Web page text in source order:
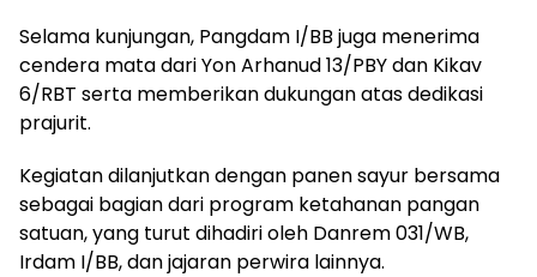
Selama kunjungan, Pangdam I/BB juga menerima
cendera mata dari Yon Arhanud 13/PBY dan Kikav
6/RBT serta memberikan dukungan atas dedikasi
prajurit.
Kegiatan dilanjutkan dengan panen sayur bersama
sebagai bagian dari program ketahanan pangan
satuan, yang turut dihadiri oleh Danrem 031/WB,
Irdam I/BB, dan jajaran perwira lainnya.